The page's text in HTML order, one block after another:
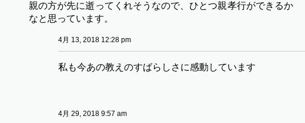
親の方が先に逝ってくれそうなので、ひとつ親孝行ができるか
なと思っています。
4月 13, 2018 12:28 pm
私も今あの教えのすばらしさに感動しています
4月 29, 2018 9:57 am